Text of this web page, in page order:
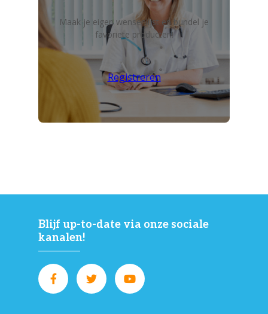
Maak je eigen wensenlijst en bundel je
favoriete producten!
Registreren
Blijf up-to-date via onze sociale
kanalen!